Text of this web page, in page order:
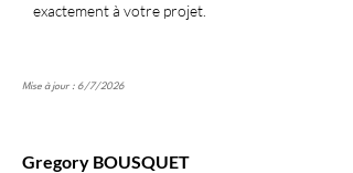
exactement à votre projet.
Mise à jour : 6/7/2026
Gregory BOUSQUET